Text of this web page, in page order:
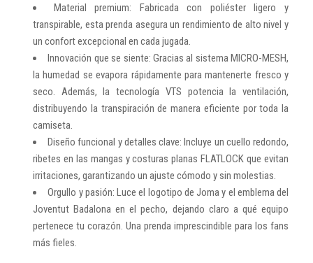
Material premium: Fabricada con poliéster ligero y
transpirable, esta prenda asegura un rendimiento de alto nivel y
un confort excepcional en cada jugada.
Innovación que se siente: Gracias al sistema MICRO-MESH,
la humedad se evapora rápidamente para mantenerte fresco y
seco. Además, la tecnología VTS potencia la ventilación,
distribuyendo la transpiración de manera eficiente por toda la
camiseta.
Diseño funcional y detalles clave: Incluye un cuello redondo,
ribetes en las mangas y costuras planas FLATLOCK que evitan
irritaciones, garantizando un ajuste cómodo y sin molestias.
Orgullo y pasión: Luce el logotipo de Joma y el emblema del
Joventut Badalona en el pecho, dejando claro a qué equipo
pertenece tu corazón. Una prenda imprescindible para los fans
más fieles.